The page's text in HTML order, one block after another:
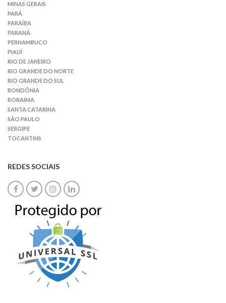
MINAS GERAIS
PARÁ
PARAÍBA
PARANÁ
PERNAMBUCO
PIAUÍ
RIO DE JANEIRO
RIO GRANDE DO NORTE
RIO GRANDE DO SUL
RONDÔNIA
RORAIMA
SANTA CATARINA
SÃO PAULO
SERGIPE
TOCANTINS
REDES SOCIAIS